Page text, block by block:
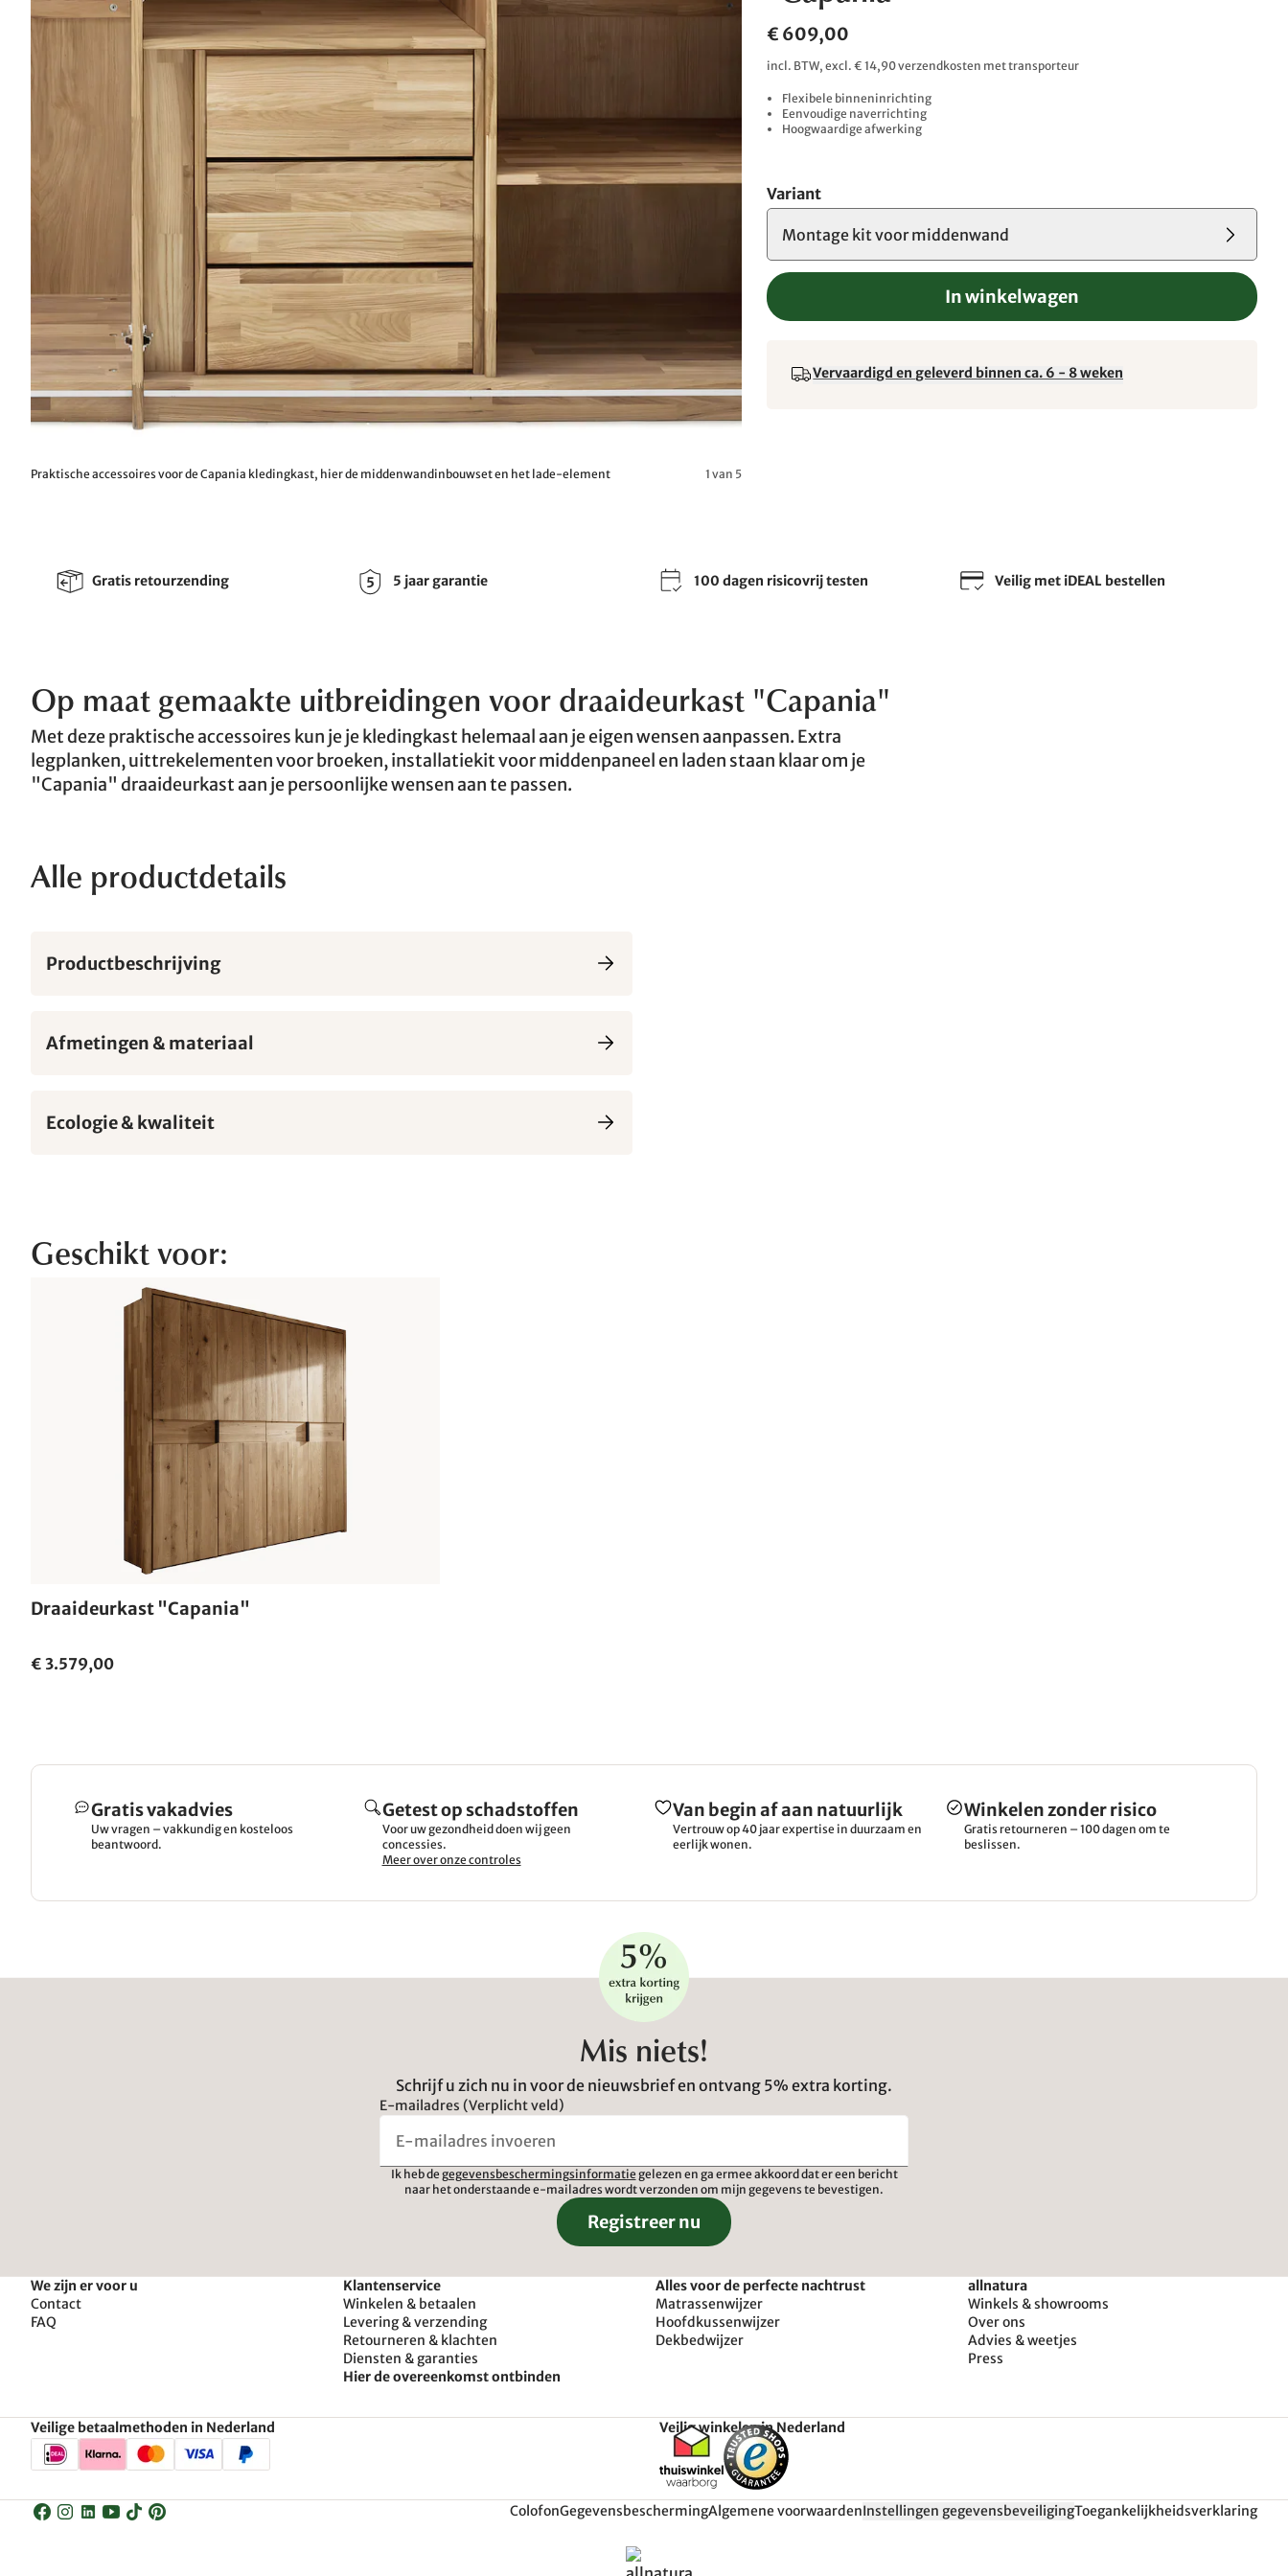
Praktische accessoires voor de Capania kledingkast, hier de middenwandinbouwset en het lade-element 1 van 5
€ 609,00
incl. BTW, excl. € 14,90 verzendkosten met transporteur
Flexibele binneninrichting
Eenvoudige naverrichting
Hoogwaardige afwerking
Variant
Montage kit voor middenwand
In winkelwagen
Vervaardigd en geleverd binnen ca. 6 - 8 weken
Gratis retourzending 5 jaar garantie 100 dagen risicovrij testen Veilig met iDEAL bestellen
Op maat gemaakte uitbreidingen voor draaideurkast "Capania"
Met deze praktische accessoires kun je je kledingkast helemaal aan je eigen wensen aanpassen. Extra
legplanken, uittrekelementen voor broeken, installatiekit voor middenpaneel en laden staan klaar om je
"Capania" draaideurkast aan je persoonlijke wensen aan te passen.
Alle productdetails
Productbeschrijving
Afmetingen & materiaal
Ecologie & kwaliteit
Geschikt voor:
Draaideurkast "Capania"
€ 3.579,00
Gratis vakadvies
Uw vragen – vakkundig en kosteloos
beantwoord.
Getest op schadstoffen
Voor uw gezondheid doen wij geen
concessies.
Meer over onze controles
Van begin af aan natuurlijk
Vertrouw op 40 jaar expertise in duurzaam en
eerlijk wonen.
Winkelen zonder risico
Gratis retourneren – 100 dagen om te
beslissen.
Mis niets!
Schrijf u zich nu in voor de nieuwsbrief en ontvang 5% extra korting.
E-mailadres (Verplicht veld)
Ik heb de gegevensbeschermingsinformatie gelezen en ga ermee akkoord dat er een bericht
naar het onderstaande e-mailadres wordt verzonden om mijn gegevens te bevestigen.
Registreer nu
We zijn er voor u
Contact
FAQ
Klantenservice
Winkelen & betaalen
Levering & verzending
Retourneren & klachten
Diensten & garanties
Hier de overeenkomst ontbinden
Alles voor de perfecte nachtrust
Matrassenwijzer
Hoofdkussenwijzer
Dekbedwijzer
allnatura
Winkels & showrooms
Over ons
Advies & weetjes
Press
Veilige betaalmethoden in Nederland Veilig winkelen in Nederland
ColofonGegevensbeschermingAlgemene voorwaardenInstellingen gegevensbeveiligingToegankelijkheidsverklaring